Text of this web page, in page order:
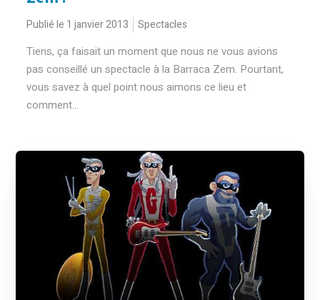
Publié le 1 janvier 2013 Spectacles
Tiens, ça faisait un moment que nous ne vous avions
pas conseillé un spectacle à la Barraca Zem. Pourtant,
vous savez à quel point nous aimons ce lieu et
comment...